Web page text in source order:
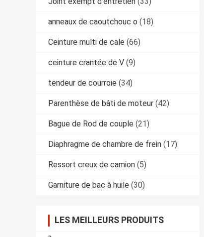
anneaux de caoutchouc o (18)
Ceinture multi de cale (66)
ceinture crantée de V (9)
tendeur de courroie (34)
Parenthèse de bâti de moteur (42)
Bague de Rod de couple (21)
Diaphragme de chambre de frein (17)
Ressort creux de camion (5)
Garniture de bac à huile (30)
LES MEILLEURS PRODUITS